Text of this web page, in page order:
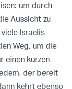
um durch
Aussicht zu
Israelis
Weg, um die
einen kurzen
der bereit
kehrt ebenso